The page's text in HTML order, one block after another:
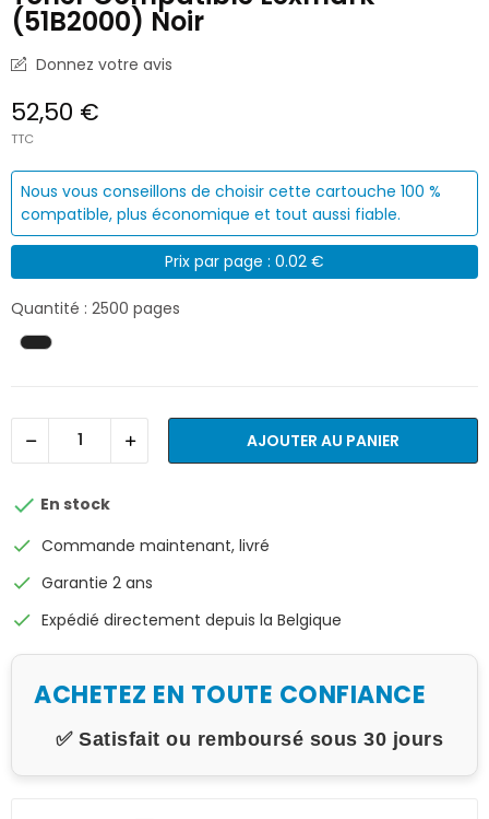
(51B2000) Noir
Donnez votre avis
52,50 €
TTC
Nous vous conseillons de choisir cette cartouche 100 %
compatible, plus économique et tout aussi fiable.
Prix par page : 0.02 €
Quantité : 2500 pages
AJOUTER AU PANIER
 En stock
check Commande maintenant, livré
check Garantie 2 ans
check Expédié directement depuis la Belgique
ACHETEZ EN TOUTE CONFIANCE
✅ Satisfait ou remboursé sous 30 jours